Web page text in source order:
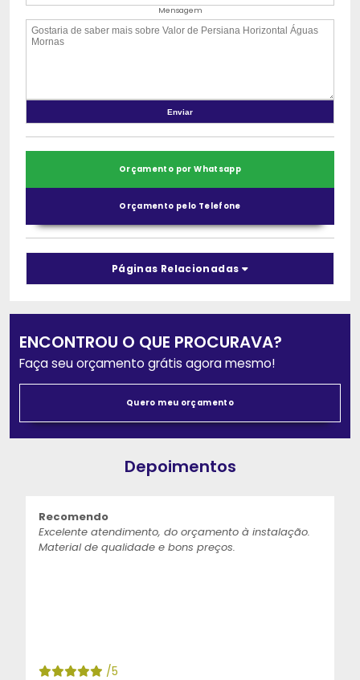
Mensagem
Orçamento por Whatsapp
Orçamento pelo Telefone
Páginas Relacionadas
ENCONTROU O QUE PROCURAVA?
Faça seu orçamento grátis agora mesmo!
Quero meu orçamento
Depoimentos
Recomendo
Excelente atendimento, do orçamento à instalação.
Material de qualidade e bons preços.
/5